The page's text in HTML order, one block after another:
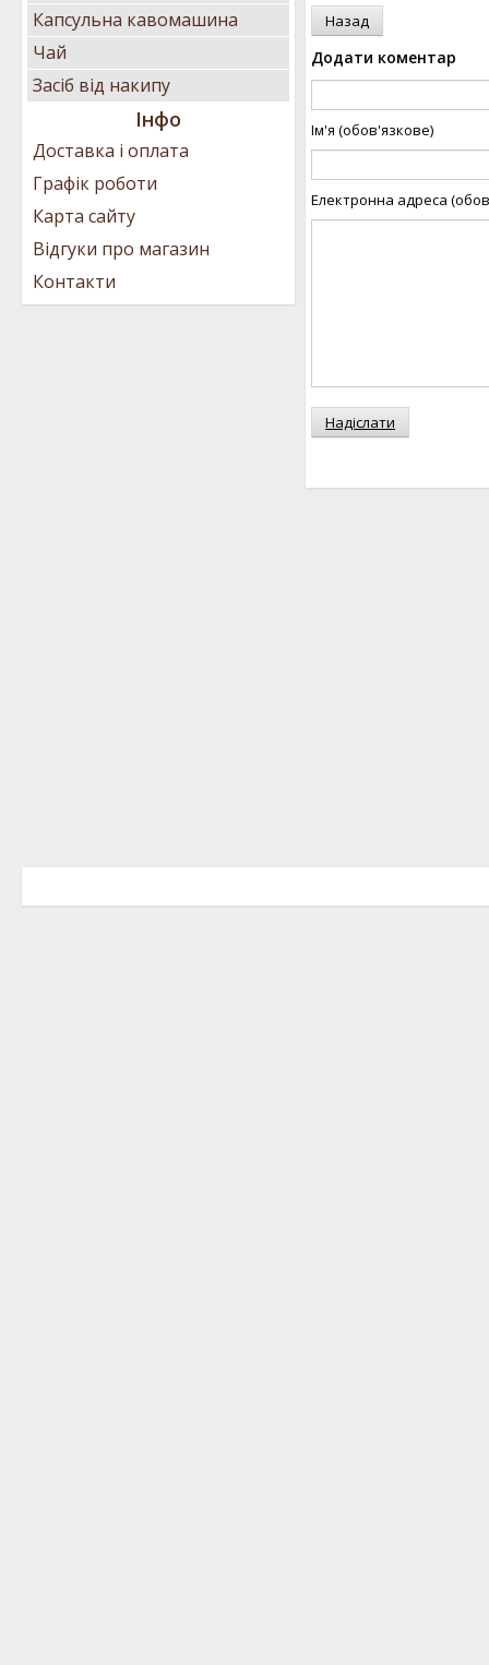
Додати коментар
Ім'я (обов'язкове)
Електронна адреса
Надіслати
Капсульна кавомашина
Чай
Засіб від накипу
Інфо
Доставка і оплата
Графік роботи
Карта сайту
Відгуки про магазин
Контакти